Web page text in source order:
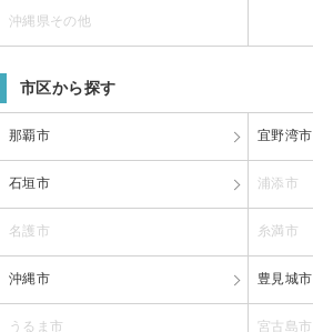
沖縄県その他
市区から探す
那覇市 宜野湾市
石垣市 浦添市
名護市 糸満市
沖縄市 豊見城市
うるま市 宮古島市